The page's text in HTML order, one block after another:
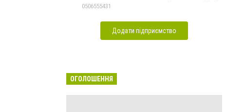
Дон.обл.
0506555431
Додати підприємство
ОГОЛОШЕННЯ